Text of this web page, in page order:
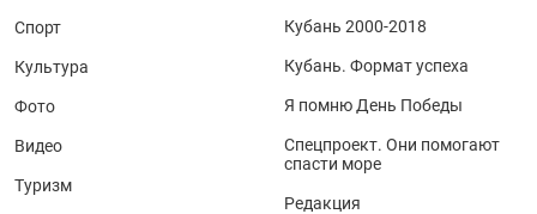
Спорт
Культура
Фото
Видео
Туризм
Кубань 2000-2018
Кубань. Формат успеха
Я помню День Победы
Спецпроект. Они помогают
спасти море
Редакция